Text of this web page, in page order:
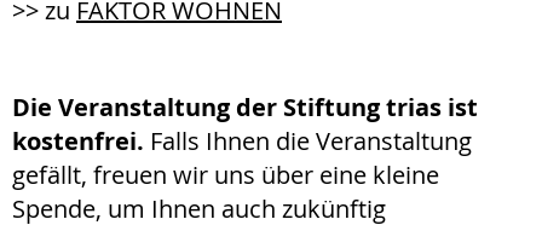
>> zu FAKTOR WOHNEN
Die Veranstaltung der Stiftung trias ist
kostenfrei. Falls Ihnen die Veranstaltung
gefällt, freuen wir uns über eine kleine
Spende, um Ihnen auch zukünftig